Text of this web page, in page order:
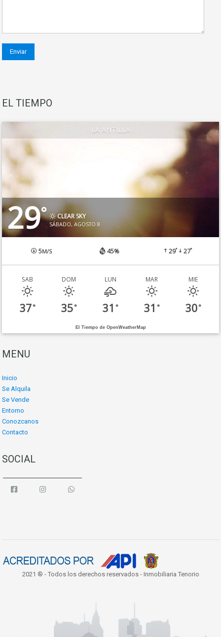
EL TIEMPO
LA ANTILLA
29° CLEAR SKY
SÁBADO, AGOSTO 8
5M/S 45% 29° 27°
SAB
37°
DOM
35°
LUN
31 °
MAR
31 °
MIE
30°
El Tiempo de OpenWeatherMap
MENU
Inicio
Se Alquila
Se Vende
Entorno
Conozcanos
Contacto
SOCIAL
2021 ® - Todos los derechos reservados - Inmobiliaria Tenorio